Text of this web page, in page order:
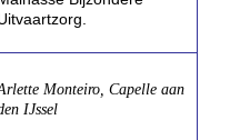
Monteiro, Capelle aan
IJssel